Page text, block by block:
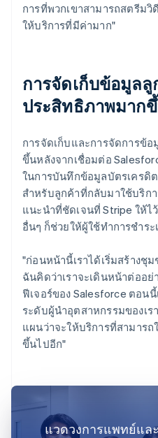
การที่พวกเขาสามารถสตรีมวิ
ให้บริการที่มีค่ามาก"
การจัดเก็บข้อมูล
ประสิทธิภาพมาก
การจัดเก็บและการจัดการข้
ขึ้นหลังจากเชื่อมต่อ
ในการบันทึกข้อมูลบัตรเครดิ
สำหรับลูกค้าที่กลับมาใช้บริก
แนะนำที่ชัดเจนที่ Stripe ให้
อื่นๆ ก็ช่วยให้ผู้ใช้ทำการชำร
"ก่อนหน้านี้เราได้เริ่มสร้าง
ฉันคิดว่าเราจะเดินหน้าต่ออย่
ฟีเจอร์ของ Salesforce ตอน
ระดับผู้นำอุตสาหกรรมของเร
แผนว่าจะให้บริการที่สามาร
ขึ้นไปอีก"
แวดวงการแพทย์แ